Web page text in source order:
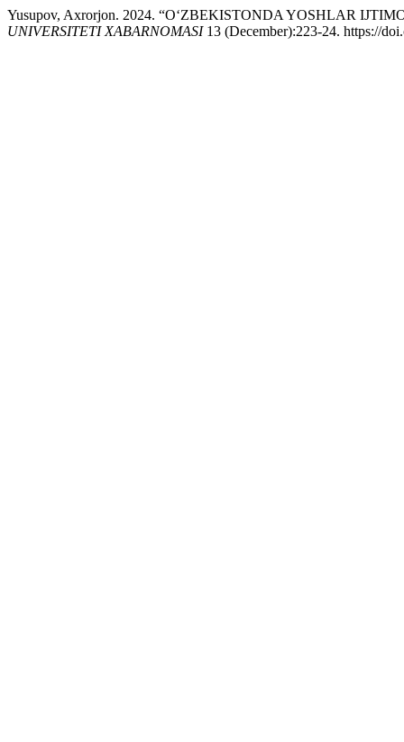
Yusupov, Axrorjon. 2024. “O‘ZBEKISTONDA YOSHLAR
UNIVERSITETI XABARNOMASI13 (December):223-24. https://